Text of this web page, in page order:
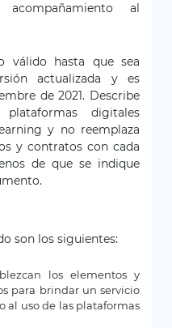
al
válido hasta que sea
actualizada y es
de 2021. Describe
digitales
y no reemplaza
y contratos con cada
de que se indique
son los siguientes:
los elementos y
para brindar un servicio
al uso de las plataformas